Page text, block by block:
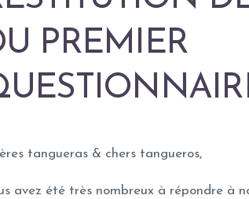
PREMIER
tangueras & chers tangueros,
avez été très nombreux à répondre à